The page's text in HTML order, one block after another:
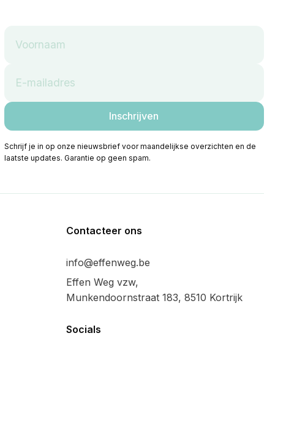
Schrijf je in op onze nieuwsbrief voor maandelijkse overzichten en de
laatste updates. Garantie op geen spam.
Contacteer ons
info@effenweg.be
Effen Weg vzw,
Munkendoornstraat 183, 8510 Kortrijk
Socials